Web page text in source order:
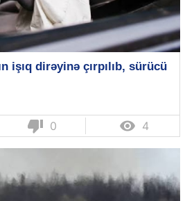
işıq dirəyinə çırpılıb, sürücü
thumb_down 0  4